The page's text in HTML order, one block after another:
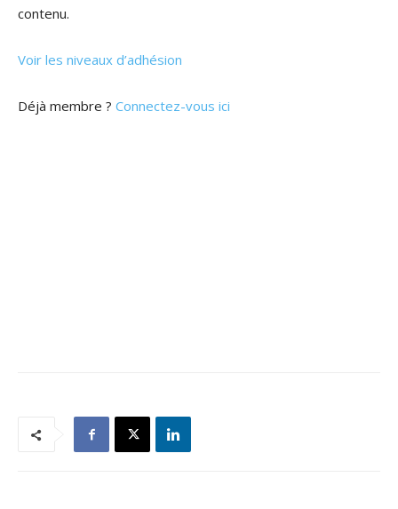
contenu.
Voir les niveaux d’adhésion
Déjà membre ? Connectez-vous ici